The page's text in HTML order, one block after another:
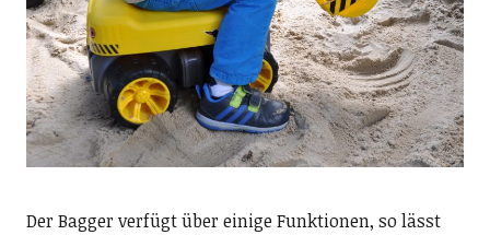
Der Bagger verfügt über einige Funktionen, so lässt